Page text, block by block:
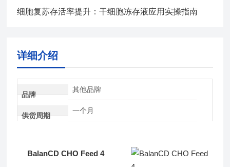
细胞复苏存活率提升：干细胞冻存液应用实操指南
详细介绍
品牌
其他品牌
供货周期
一个月
BalanCD CHO Feed 4